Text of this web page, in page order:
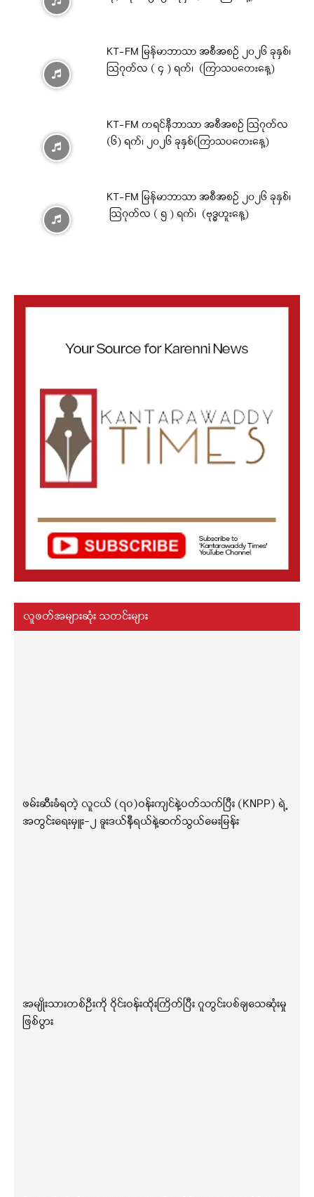
KT-FM မြန်မာဘာသာ အစီအစဉ် ၂၀၂၆ ခုနှစ်၊
ဩဂုတ်လ ( ၄ ) ရက်၊ (ကြာသပတေးနေ့)
KT-FM ကရင်နီဘာသာ အစီအစဉ် ဩဂုတ်လ
(၆) ရက်၊ ၂၀၂၆ ခုနှစ်(ကြာသပတေးနေ့)
KT-FM မြန်မာဘာသာ အစီအစဉ် ၂၀၂၆ ခုနှစ်၊
ဩဂုတ်လ ( ၅ ) ရက်၊ (ဗုဒ္ဓဟူးနေ့)
လူဖတ်အများဆုံး သတင်းများ
ဖမ်းဆီးခံရတဲ့ လူငယ် (၇၀)ဝန်းကျင်နဲ့ပတ်သက်ပြီး (KNPP) ရဲ့
အတွင်းရေးမှူး-၂ ခူးဒယ်နီရယ်နဲ့ဆက်သွယ်မေးမြန်း
အမျိုးသားတစ်ဦးကို ဝိုင်းဝန်းထိုးကြိတ်ပြီး ဂူတွင်းပစ်ချသေဆုံးမှု
ဖြစ်ပွား